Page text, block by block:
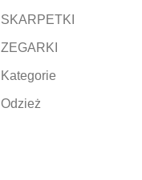
SKARPETKI
ZEGARKI
Kategorie
Odzież